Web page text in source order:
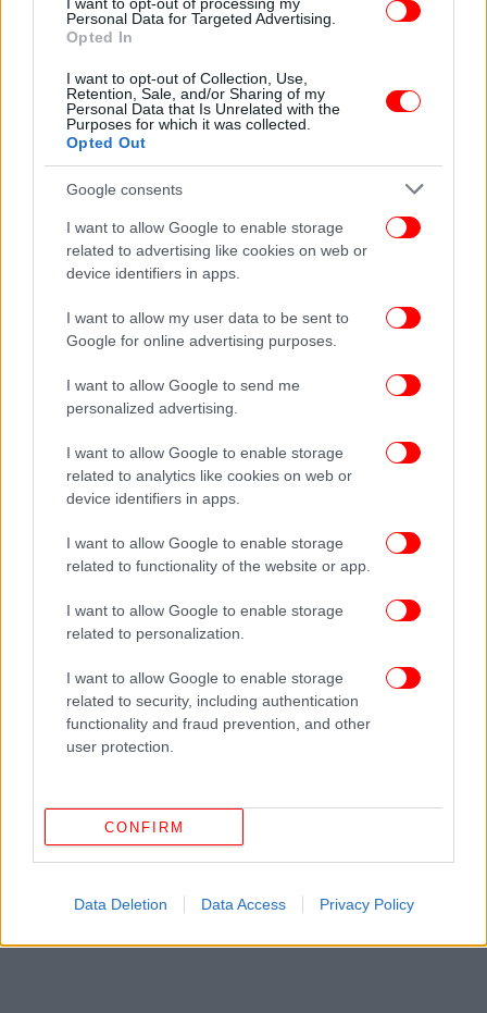
Personal Data for Targeted Advertising.
Opted In
I want to opt-out of Collection, Use,
Retention, Sale, and/or Sharing of my
Personal Data that Is Unrelated with the
Purposes for which it was collected.
Opted Out
Google consents
I want to allow Google to enable storage
related to advertising like cookies on web or
device identifiers in apps.
I want to allow my user data to be sent to
Google for online advertising purposes.
I want to allow Google to send me
personalized advertising.
I want to allow Google to enable storage
related to analytics like cookies on web or
device identifiers in apps.
I want to allow Google to enable storage
related to functionality of the website or app.
I want to allow Google to enable storage
related to personalization.
I want to allow Google to enable storage
related to security, including authentication
functionality and fraud prevention, and other
user protection.
CONFIRM
Data Deletion Data Access Privacy Policy
ΔΕΙΤΕ ΕΠΙΣΗΣ